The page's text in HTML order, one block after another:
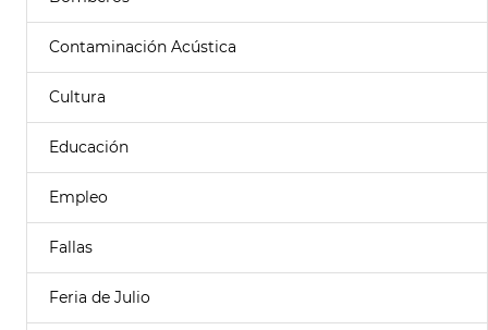
Contaminación Acústica
Cultura
Educación
Empleo
Fallas
Feria de Julio